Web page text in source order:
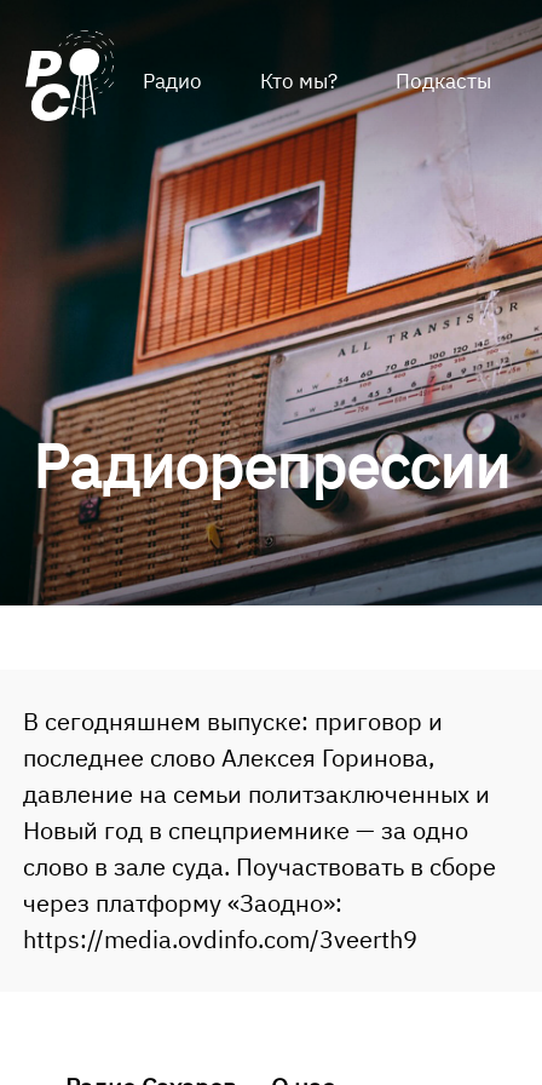
Радио Кто мы? Подкасты
Радиорепрессии
В сегодняшнем выпуске: приговор и
последнее слово Алексея Горинова,
давление на семьи политзаключенных и
Новый год в спецприемнике — за одно
слово в зале суда. Поучаствовать в сборе
через платформу «Заодно»:
https://media.ovdinfo.com/3veerth9